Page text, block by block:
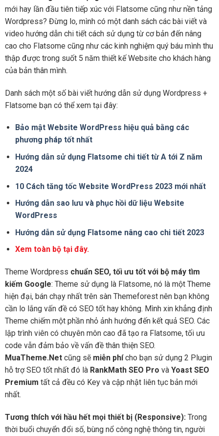
mới hay lần đầu tiên tiếp xúc với Flatsome cũng như nền tảng
Wordpress? Đừng lo, mình có một danh sách các bài viết và
video hướng dẫn chi tiết cách sử dụng từ cơ bản đến nâng
cao cho Flatsome cũng như các kinh nghiệm quý báu mình thu
thập được trong suốt 5 năm thiết kế Website cho khách hàng
của bản thân mình.
Danh sách một số bài viết hướng dẫn sử dụng Wordpress +
Flatsome bạn có thể xem tại đây:
Bảo mật Website WordPress hiệu quả bằng các
phương pháp tốt nhất
Hướng dẫn sử dụng Flatsome chi tiết từ A tới Z năm
2024
10 Cách tăng tốc Website WordPress 2023 mới nhất
Hướng dẫn sao lưu và phục hồi dữ liệu Website
WordPress
Hướng dẫn sử dụng Flatsome nâng cao chi tiết 2023
Xem toàn bộ tại đây.
Theme Wordpress chuẩn SEO, tối ưu tốt với bộ máy tìm
kiếm Google: Theme sử dụng là Flatsome, nó là một Theme
hiện đại, bán chạy nhất trên sàn Themeforest nên bạn không
cần lo lắng vấn đề có SEO tốt hay không. Mình xin khẳng định
Theme chiếm một phần nhỏ ảnh hướng đến kết quả SEO. Các
lập trình viên có chuyên môn cao đã tạo ra Flatsome, tối ưu
code vẫn đảm bảo về vấn đề thân thiện SEO.
MuaTheme.Net cũng sẽ miễn phícho bạn sử dụng 2 Plugin
hỗ trợ SEO tốt nhất đó là RankMath SEO Pro và Yoast SEO
Premium tất cả đều có Key và cập nhật liên tục bản mới
nhất.
Tương thích với hầu hết mọi thiết bị (Responsive): Trong
thời buổi chuyển đổi số, bùng nổ công nghệ thông tin, người